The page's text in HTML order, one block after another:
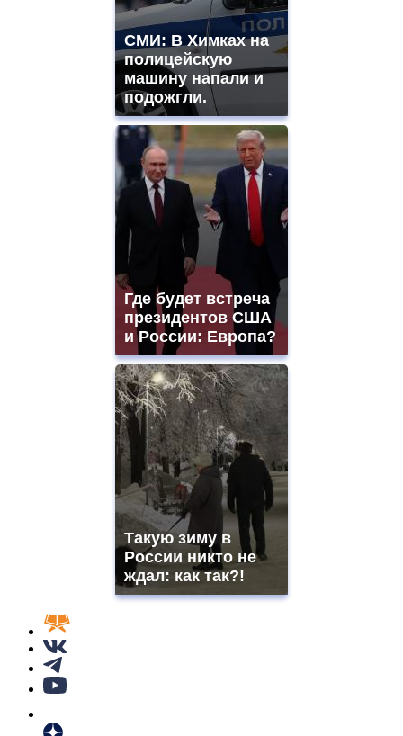
СМИ: В Химках на
полицейскую
машину напали и
подожгли.
Где будет встреча
президентов США
и России: Европа?
Такую зиму в
России никто не
ждал: как так?!